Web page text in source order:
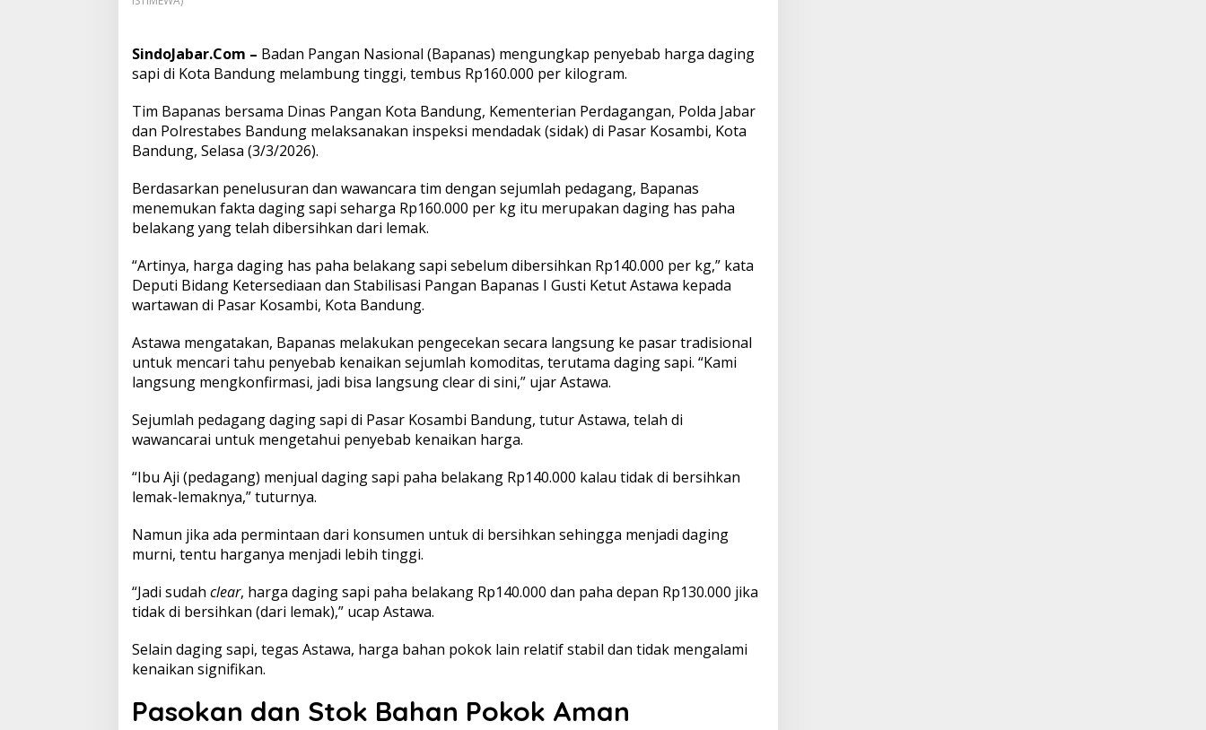
,
B
a
n
a
U
n
g
k
p
P
n
e
b
a
y
a
SindoJabar.Com – Badan Pangan Nasional (Bapanas) mengungkap penyebab harga daging
sapi di Kota Bandung melambung tinggi, tembus Rp160.000 per kilogram.
Tim Bapanas bersama Dinas Pangan Kota Bandung, Kementerian Perdagangan, Polda Jabar
dan Polrestabes Bandung melaksanakan inspeksi mendadak (sidak) di Pasar Kosambi, Kota
Bandung, Selasa (3/3/2026).
Berdasarkan penelusuran dan wawancara tim dengan sejumlah pedagang, Bapanas
menemukan fakta daging sapi seharga Rp160.000 per kg itu merupakan daging has paha
belakang yang telah dibersihkan dari lemak.
“Artinya, harga daging has paha belakang sapi sebelum dibersihkan Rp140.000 per kg,” kata
Deputi Bidang Ketersediaan dan Stabilisasi Pangan Bapanas I Gusti Ketut Astawa kepada
wartawan di Pasar Kosambi, Kota Bandung.
Astawa mengatakan, Bapanas melakukan pengecekan secara langsung ke pasar tradisional
untuk mencari tahu penyebab kenaikan sejumlah komoditas, terutama daging sapi. “Kami
langsung mengkonfirmasi, jadi bisa langsung clear di sini,” ujar Astawa.
Sejumlah pedagang daging sapi di Pasar Kosambi Bandung, tutur Astawa, telah di
wawancarai untuk mengetahui penyebab kenaikan harga.
“Ibu Aji (pedagang) menjual daging sapi paha belakang Rp140.000 kalau tidak di bersihkan
lemak-lemaknya,” tuturnya.
Namun jika ada permintaan dari konsumen untuk di bersihkan sehingga menjadi daging
murni, tentu harganya menjadi lebih tinggi.
“Jadi sudah clear, harga daging sapi paha belakang Rp140.000 dan paha depan Rp130.000 jika
tidak di bersihkan (dari lemak),” ucap Astawa.
Selain daging sapi, tegas Astawa, harga bahan pokok lain relatif stabil dan tidak mengalami
kenaikan signifikan.
Pasokan dan Stok Bahan Pokok Aman